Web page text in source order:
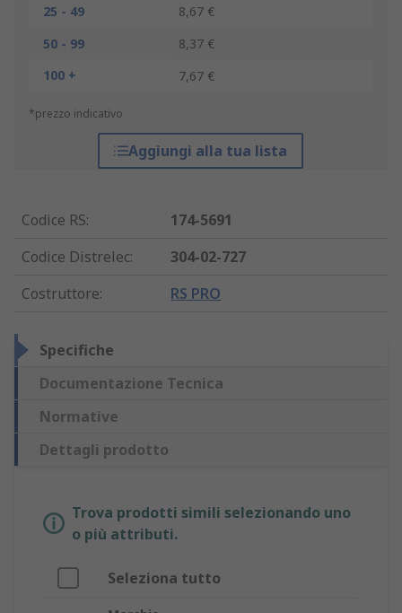
25 - 49
8,67 €
50 - 99
8,37 €
100 +
7,67 €
*prezzo indicativo
Aggiungi alla tua lista
Codice RS:
174-5691
Codice Distrelec:
304-02-727
Costruttore: RS PRO
Specifiche
Documentazione Tecnica
Normative
Dettagli prodotto
Trova prodotti simili selezionando uno
o più attributi.
Seleziona tutto